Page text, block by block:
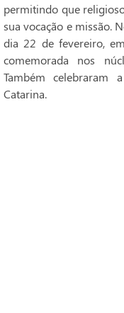
permitindo que
sua vocação e missão.
dia 22 de fevereiro,
comemorada nos
Também celebraram
Catarina.